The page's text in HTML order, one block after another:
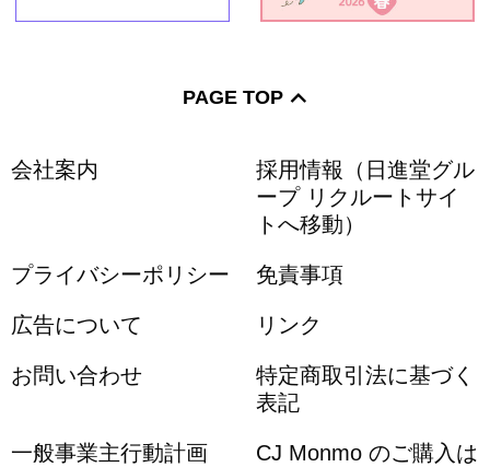
PAGE TOP
会社案内
採用情報（日進堂グル
ープ リクルートサイ
トへ移動）
プライバシーポリシー 免責事項
広告について リンク
お問い合わせ
特定商取引法に基づく
表記
一般事業主行動計画 CJ Monmo のご購入は